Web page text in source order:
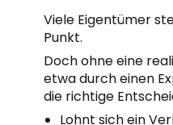
Viele Eigentümer
Punkt.
Doch ohne eine
etwa durch einen
die richtige
Lohnt sich ein